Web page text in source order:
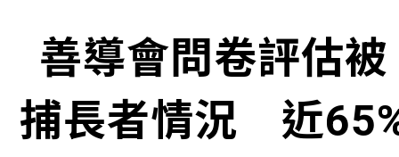
相關報導
聯絡我們
善導會問卷評估被
捕長者情況 近